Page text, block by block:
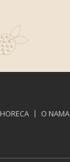
HORECA O NAMA